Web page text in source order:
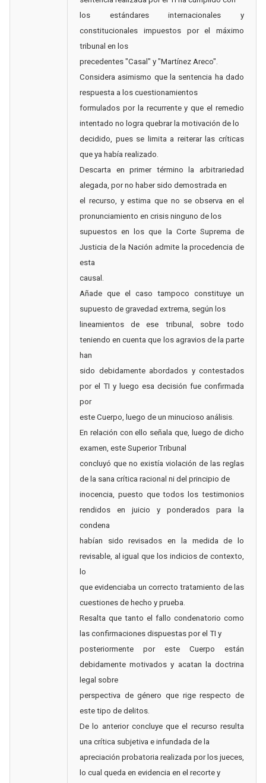
los estándares internacionales y
constitucionales impuestos por el máximo
tribunal en los
precedentes "Casal" y "Martínez Areco".
Considera asimismo que la sentencia ha dado
respuesta a los cuestionamientos
formulados por la recurrente y que el remedio
intentado no logra quebrar la motivación de lo
decidido, pues se limita a reiterar las críticas
que ya había realizado.
Descarta en primer término la arbitrariedad
alegada, por no haber sido demostrada en
el recurso, y estima que no se observa en el
pronunciamiento en crisis ninguno de los
supuestos en los que la Corte Suprema de
Justicia de la Nación admite la procedencia de
esta
causal.
Añade que el caso tampoco constituye un
supuesto de gravedad extrema, según los
lineamientos de ese tribunal, sobre todo
teniendo en cuenta que los agravios de la parte
han
sido debidamente abordados y contestados
por el TI y luego esa decisión fue confirmada
por
este Cuerpo, luego de un minucioso análisis.
En relación con ello señala que, luego de dicho
examen, este Superior Tribunal
concluyó que no existía violación de las reglas
de la sana crítica racional ni del principio de
inocencia, puesto que todos los testimonios
rendidos en juicio y ponderados para la
condena
habían sido revisados en la medida de lo
revisable, al igual que los indicios de contexto,
lo
que evidenciaba un correcto tratamiento de las
cuestiones de hecho y prueba.
Resalta que tanto el fallo condenatorio como
las confirmaciones dispuestas por el TI y
posteriormente por este Cuerpo están
debidamente motivados y acatan la doctrina
legal sobre
perspectiva de género que rige respecto de
este tipo de delitos.
De lo anterior concluye que el recurso resulta
una crítica subjetiva e infundada de la
apreciación probatoria realizada por los jueces,
lo cual queda en evidencia en el recorte y